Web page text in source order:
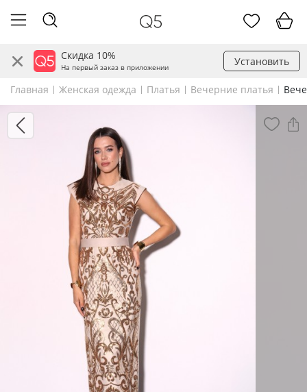
Скидка 10%
На первый заказ в приложении Установить
Главная Женская одежда Платья Вечерние платья